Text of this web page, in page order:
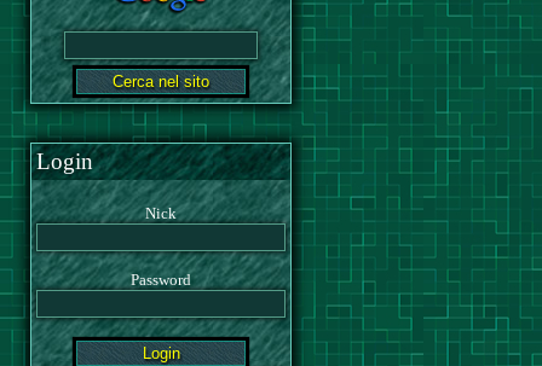
Login
Nick
Password